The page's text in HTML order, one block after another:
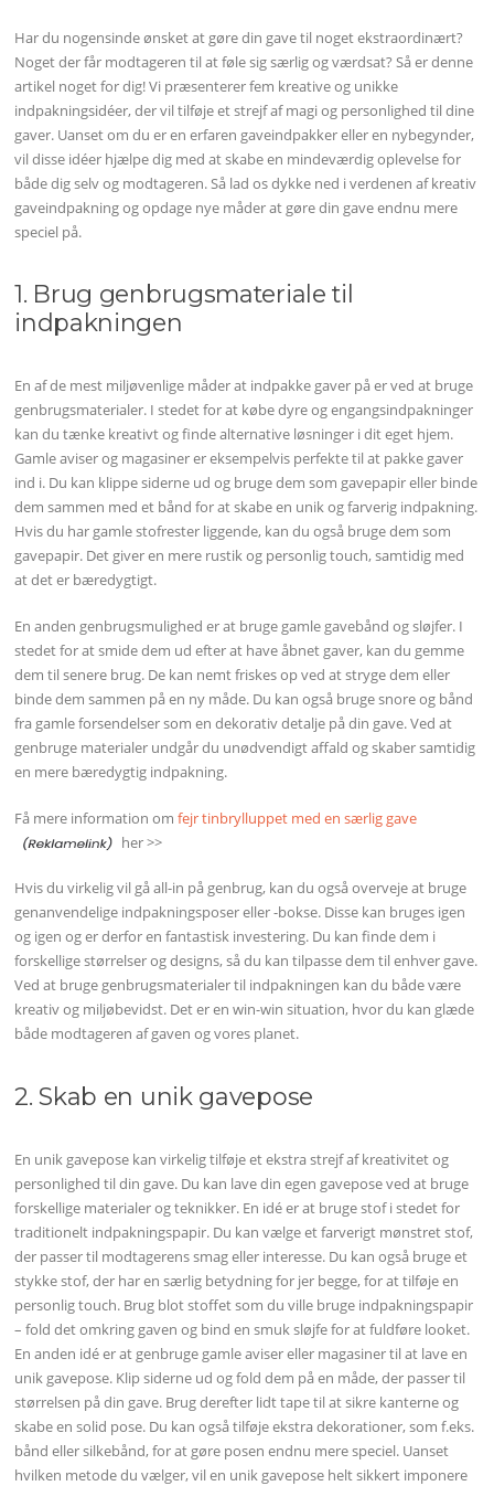
Har du nogensinde ønsket at gøre din gave til noget ekstraordinært?
Noget der får modtageren til at føle sig særlig og værdsat? Så er denne
artikel noget for dig! Vi præsenterer fem kreative og unikke
indpakningsidéer, der vil tilføje et strejf af magi og personlighed til dine
gaver. Uanset om du er en erfaren gaveindpakker eller en nybegynder,
vil disse idéer hjælpe dig med at skabe en mindeværdig oplevelse for
både dig selv og modtageren. Så lad os dykke ned i verdenen af kreativ
gaveindpakning og opdage nye måder at gøre din gave endnu mere
speciel på.
1. Brug genbrugsmateriale til
indpakningen
En af de mest miljøvenlige måder at indpakke gaver på er ved at bruge
genbrugsmaterialer. I stedet for at købe dyre og engangsindpakninger
kan du tænke kreativt og finde alternative løsninger i dit eget hjem.
Gamle aviser og magasiner er eksempelvis perfekte til at pakke gaver
ind i. Du kan klippe siderne ud og bruge dem som gavepapir eller binde
dem sammen med et bånd for at skabe en unik og farverig indpakning.
Hvis du har gamle stofrester liggende, kan du også bruge dem som
gavepapir. Det giver en mere rustik og personlig touch, samtidig med
at det er bæredygtigt.
En anden genbrugsmulighed er at bruge gamle gavebånd og sløjfer. I
stedet for at smide dem ud efter at have åbnet gaver, kan du gemme
dem til senere brug. De kan nemt friskes op ved at stryge dem eller
binde dem sammen på en ny måde. Du kan også bruge snore og bånd
fra gamle forsendelser som en dekorativ detalje på din gave. Ved at
genbruge materialer undgår du unødvendigt affald og skaber samtidig
en mere bæredygtig indpakning.
Få mere information omfejr tinbrylluppet med en særlig gave
her >>
Hvis du virkelig vil gå all-in på genbrug, kan du også overveje at bruge
genanvendelige indpakningsposer eller -bokse. Disse kan bruges igen
og igen og er derfor en fantastisk investering. Du kan finde dem i
forskellige størrelser og designs, så du kan tilpasse dem til enhver gave.
Ved at bruge genbrugsmaterialer til indpakningen kan du både være
kreativ og miljøbevidst. Det er en win-win situation, hvor du kan glæde
både modtageren af gaven og vores planet.
2. Skab en unik gavepose
En unik gavepose kan virkelig tilføje et ekstra strejf af kreativitet og
personlighed til din gave. Du kan lave din egen gavepose ved at bruge
forskellige materialer og teknikker. En idé er at bruge stof i stedet for
traditionelt indpakningspapir. Du kan vælge et farverigt mønstret stof,
der passer til modtagerens smag eller interesse. Du kan også bruge et
stykke stof, der har en særlig betydning for jer begge, for at tilføje en
personlig touch. Brug blot stoffet som du ville bruge indpakningspapir
– fold det omkring gaven og bind en smuk sløjfe for at fuldføre looket.
En anden idé er at genbruge gamle aviser eller magasiner til at lave en
unik gavepose. Klip siderne ud og fold dem på en måde, der passer til
størrelsen på din gave. Brug derefter lidt tape til at sikre kanterne og
skabe en solid pose. Du kan også tilføje ekstra dekorationer, som f.eks.
bånd eller silkebånd, for at gøre posen endnu mere speciel. Uanset
hvilken metode du vælger, vil en unik gavepose helt sikkert imponere